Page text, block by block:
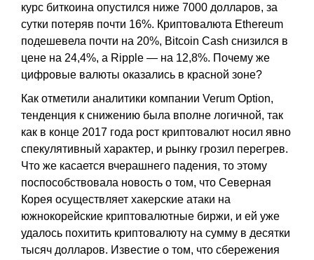
курс биткоина опустился ниже 7000 долларов, за
сутки потеряв почти 16%. Криптовалюта Ethereum
подешевела почти на 20%, Bitcoin Cash снизился в
цене на 24,4%, а Ripple — на 12,8%. Почему же
цифровые валюты оказались в красной зоне?
Как отметили аналитики компании Verum Option,
тенденция к снижению была вполне логичной, так
как в конце 2017 года рост криптовалют носил явно
спекулятивный характер, и рынку грозил перегрев.
Что же касается вчерашнего падения, то этому
поспособствовала новость о том, что Северная
Корея осуществляет хакерские атаки на
южнокорейские криптовалютные биржи, и ей уже
удалось похитить криптовалюту на сумму в десятки
тысяч долларов. Известие о том, что сбережения